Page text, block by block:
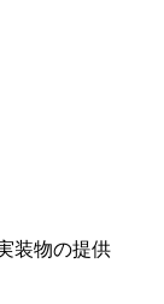
装物の提供